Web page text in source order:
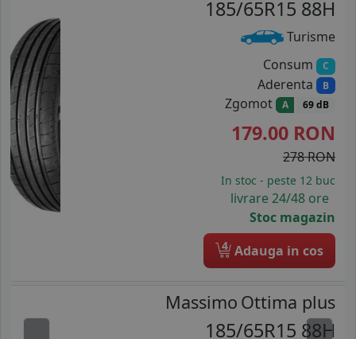
185/65R15 88H
Turisme
Consum C
Aderenta B
Zgomot A 69 dB
179.00 RON
278 RON
In stoc - peste 12 buc
livrare 24/48 ore
Stoc magazin
4 Adauga in cos
Massimo Ottima plus
185/65R15 88H